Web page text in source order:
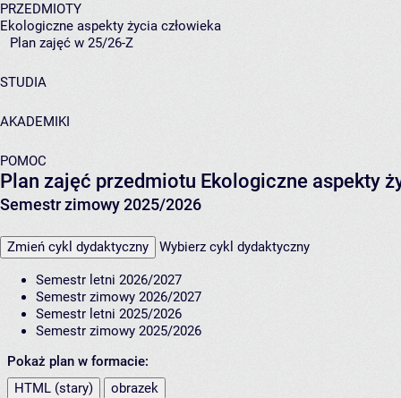
PRZEDMIOTY
Ekologiczne aspekty życia człowieka
Plan zajęć w 25/26-Z
STUDIA
AKADEMIKI
POMOC
Plan zajęć przedmiotu Ekologiczne aspekty
Semestr zimowy 2025/2026
Zmień cykl dydaktyczny Wybierz cykl dydaktyczny
Semestr letni 2026/2027
Semestr zimowy 2026/2027
Semestr letni 2025/2026
Semestr zimowy 2025/2026
Pokaż plan w formacie:
HTML (stary)
obrazek